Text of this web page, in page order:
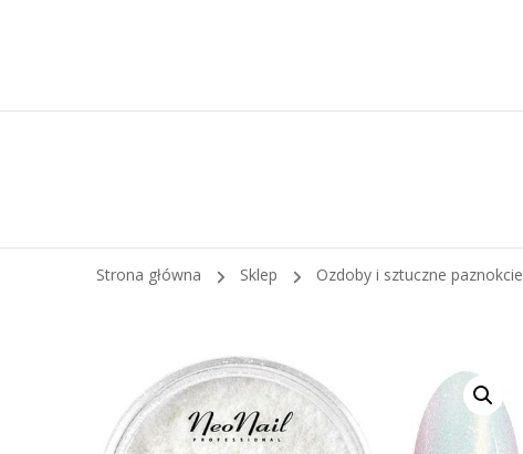
Strona główna Sklep Ozdoby i sztuczne paznokcie